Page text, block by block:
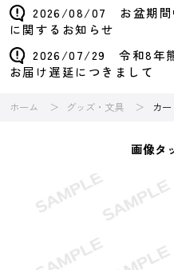
2026/08/07 お盆期間
に関するお知らせ
2026/07/29 令和8年
お届け遅延につきまして
ホーム グッズ・文具 カ
画像タ